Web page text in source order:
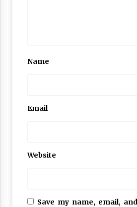
Name
Email
Website
Save my name, email,